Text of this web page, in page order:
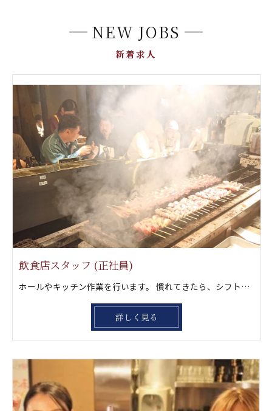
新着求人
NEW JOBS
飲食店スタッフ (正社員)
ホールやキッチン作業を行います。 慣れてきたら、シフト管理や店舗全体の 運営にチャレンジしていきましょう。店長経験を積んでもらったら独立に向けて更にステップアップしましょう‼️ もちろん一緒に風林火山グループを大きくして行きたい方も大歓迎です。
詳しく見る